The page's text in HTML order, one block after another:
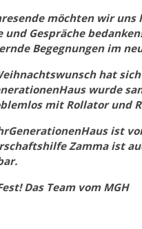
möchten wir
und Gespräche
Begegnungen im
hat
wurde
mit Rollator und
ist
Zamma ist
Das Team vom MGH